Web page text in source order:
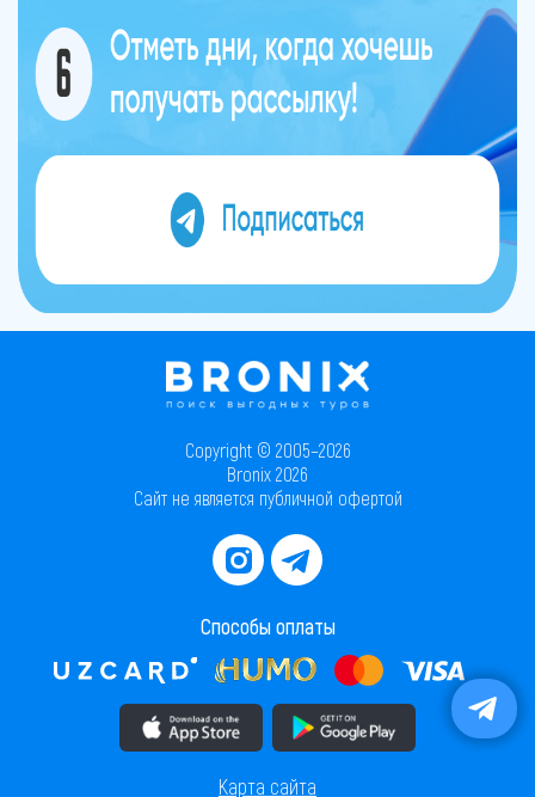
Copyright © 2005–2026
Bronix 2026
Сайт не является публичной офертой
Способы оплаты
Скачать приложение в AppStore Скачать приложение в PlayMarket
Карта сайта